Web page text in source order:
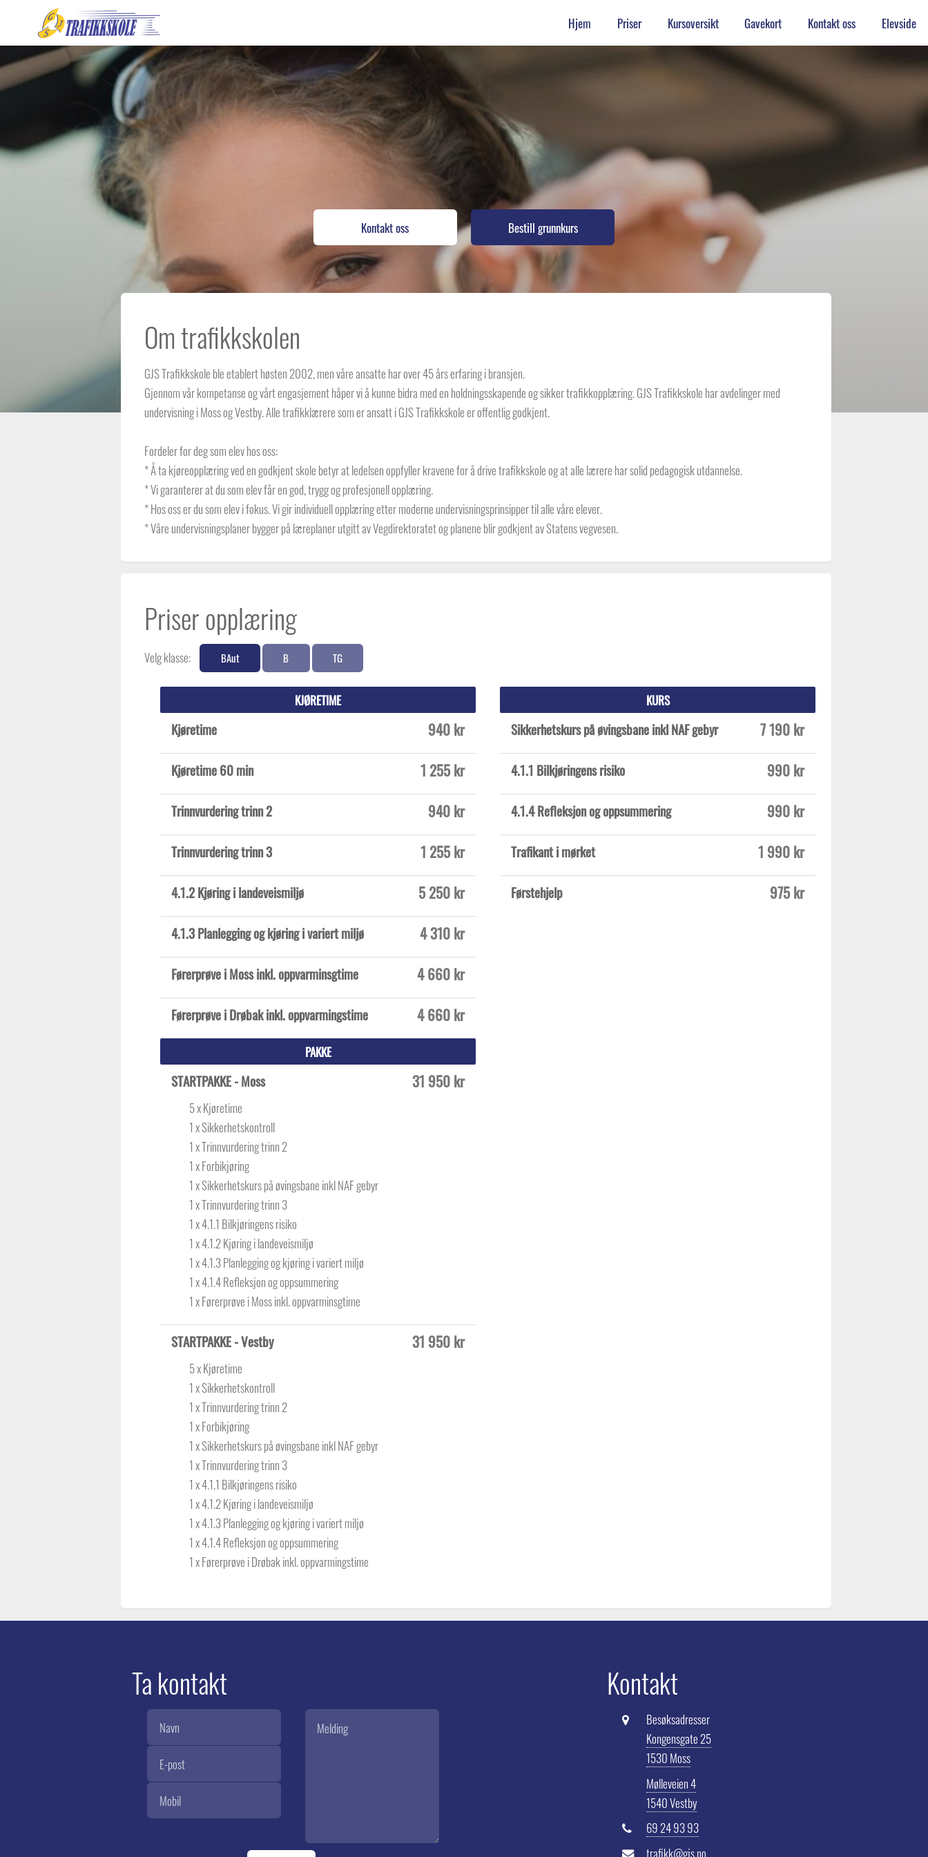
Hjem Priser Kursoversikt Gavekort Kontakt oss Elevside
Kontakt oss Bestill grunnkurs
Om trafikkskolen
GJS Trafikkskole ble etablert høsten 2002, men våre ansatte har over 45 års erfaring i bransjen.
Gjennom vår kompetanse og vårt engasjement håper vi å kunne bidra med en holdningsskapende og sikker trafikkopplæring. GJS Trafikkskole har avdelinger med
undervisning i Moss og Vestby. Alle trafikklærere som er ansatt i GJS Trafikkskole er offentlig godkjent.
Fordeler for deg som elev hos oss:
* Å ta kjøreopplæring ved en godkjent skole betyr at ledelsen oppfyller kravene for å drive trafikkskole og at alle lærere har solid pedagogisk utdannelse.
* Vi garanterer at du som elev får en god, trygg og profesjonell opplæring.
* Hos oss er du som elev i fokus. Vi gir individuell opplæring etter moderne undervisningsprinsipper til alle våre elever.
* Våre undervisningsplaner bygger på læreplaner utgitt av Vegdirektoratet og planene blir godkjent av Statens vegvesen.
Priser opplæring
Velg klasse: BAut B TG
KJØRETIME
Kjøretime 940 kr
Kjøretime 60 min 1 255 kr
Trinnvurdering trinn 2 940 kr
Trinnvurdering trinn 3 1 255 kr
4.1.2 Kjøring i landeveismiljø 5 250 kr
4.1.3 Planlegging og kjøring i variert miljø 4 310 kr
Førerprøve i Moss inkl. oppvarminsgtime 4 660 kr
Førerprøve i Drøbak inkl. oppvarmingstime 4 660 kr
KURS
Sikkerhetskurs på øvingsbane inkl NAF gebyr 7 190 kr
4.1.1 Bilkjøringens risiko 990 kr
4.1.4 Refleksjon og oppsummering 990 kr
Trafikant i mørket 1 990 kr
Førstehjelp 975 kr
PAKKE
STARTPAKKE - Moss
5 x Kjøretime
1 x Sikkerhetskontroll
1 x Trinnvurdering trinn 2
1 x Forbikjøring
1 x Sikkerhetskurs på øvingsbane inkl NAF gebyr
1 x Trinnvurdering trinn 3
1 x 4.1.1 Bilkjøringens risiko
1 x 4.1.2 Kjøring i landeveismiljø
1 x 4.1.3 Planlegging og kjøring i variert miljø
1 x 4.1.4 Refleksjon og oppsummering
1 x Førerprøve i Moss inkl. oppvarminsgtime
31 950 kr
STARTPAKKE - Vestby
5 x Kjøretime
1 x Sikkerhetskontroll
1 x Trinnvurdering trinn 2
1 x Forbikjøring
1 x Sikkerhetskurs på øvingsbane inkl NAF gebyr
1 x Trinnvurdering trinn 3
1 x 4.1.1 Bilkjøringens risiko
1 x 4.1.2 Kjøring i landeveismiljø
1 x 4.1.3 Planlegging og kjøring i variert miljø
1 x 4.1.4 Refleksjon og oppsummering
1 x Førerprøve i Drøbak inkl. oppvarmingstime
31 950 kr
Ta kontakt Kontakt
Besøksadresser
Kongensgate 25
1530 Moss
Mølleveien 4
1540 Vestby
69 24 93 93
trafikk@gjs.no